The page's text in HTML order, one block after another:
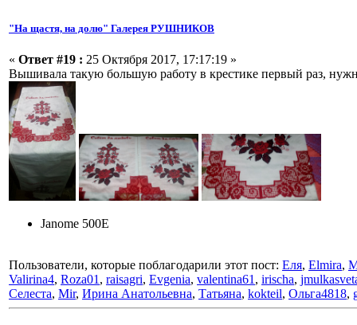
"На щастя, на долю" Галерея РУШНИКОВ
« Ответ #19 : 25 Октября 2017, 17:17:19 »
Вышивала такую большую работу в крестике первый раз,
Janome 500E
Пользователи, которые поблагодарили этот пост: Еля, Elmira,
Valirina4, Roza01 , raisagri, Evgenia, valentina61 , irischa,
Селеста, Mir, Ирина Анатольевна, Татьяна, kokteil, Ольга4818,